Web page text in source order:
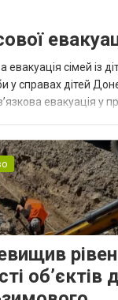
сімей
у справах дітей
евакуація у
об’єктів